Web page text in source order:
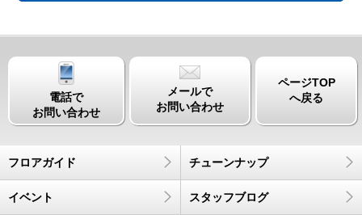
電話で
お問い合わせ
メールで
お問い合わせ
ページTOP
へ戻る
フロアガイド チューンナップ
イベント スタッフブログ